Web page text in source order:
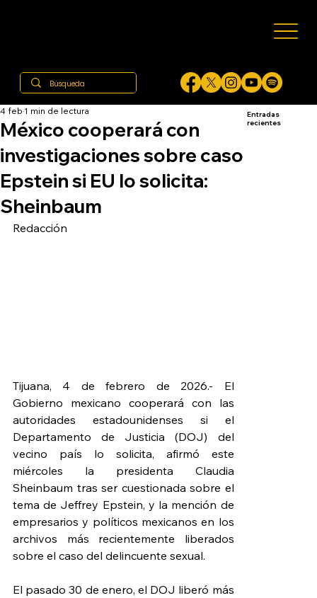
México cooperará con
investigaciones sobre caso
Epstein si EU lo solicita:
Sheinbaum
4 feb 1 min de lectura
Redacción
Tijuana, 4 de febrero de 2026.- El
Gobierno mexicano cooperará con las
autoridades estadounidenses si el
Departamento de Justicia (DOJ) del
vecino país lo solicita, afirmó este
miércoles la presidenta Claudia
Sheinbaum tras ser cuestionada sobre el
tema de Jeffrey Epstein, y la mención de
empresarios y políticos mexicanos en los
archivos más recientemente liberados
sobre el caso del delincuente sexual.
El pasado 30 de enero, el DOJ liberó más
Entradas
recientes